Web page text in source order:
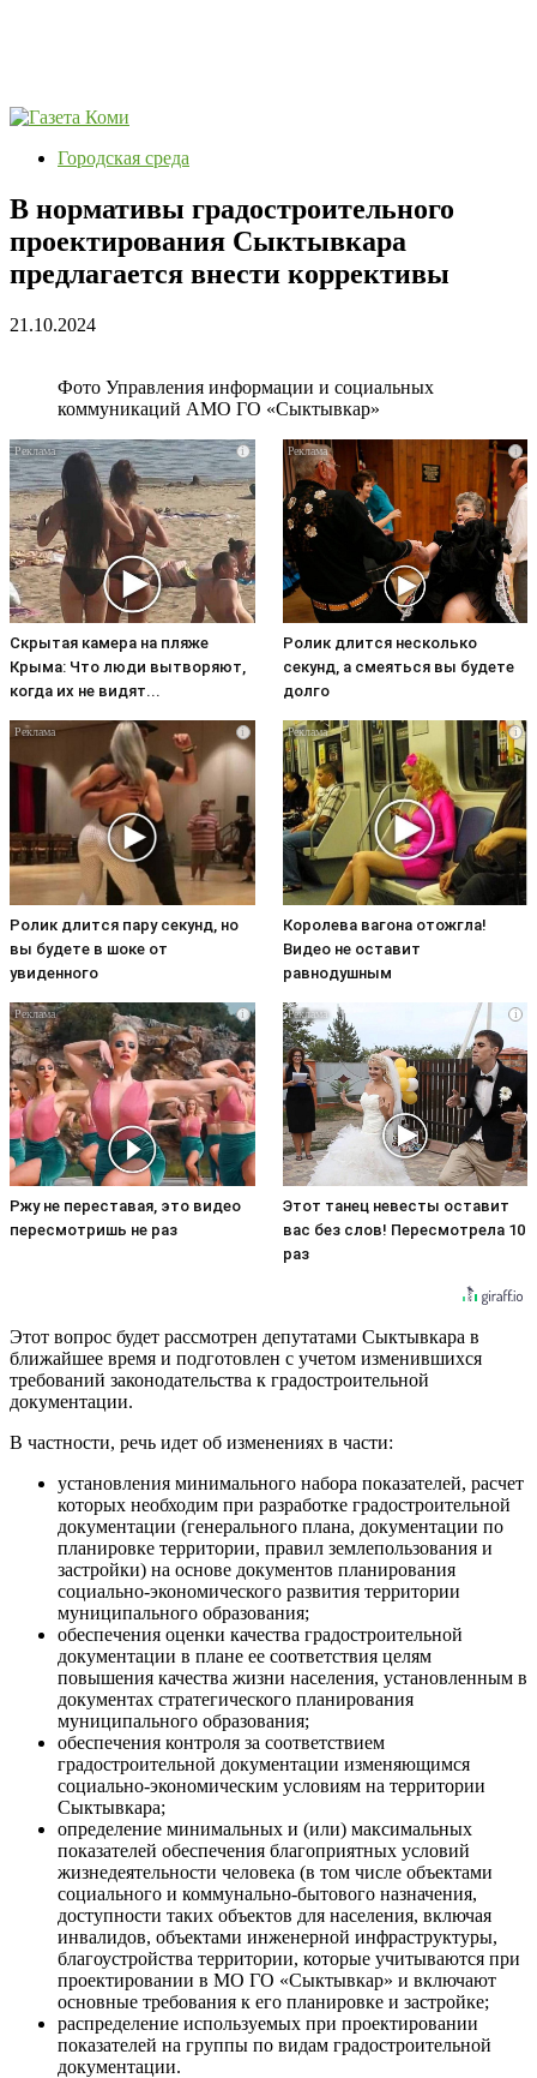
Городская среда
В нормативы градостроительного
проектирования Сыктывкара
предлагается внести коррективы
21.10.2024
Фото Управления информации и социальных
коммуникаций АМО ГО «Сыктывкар»
i
Скрытая камера на пляже
Крыма: Что люди вытворяют,
когда их не видят...
i
Ролик длится несколько
секунд, а смеяться вы будете
долго
i
Ролик длится пару секунд, но
вы будете в шоке от
увиденного
i
Королева вагона отожгла!
Видео не оставит
равнодушным
i
Ржу не переставая, это видео
пересмотришь не раз
i
Этот танец невесты оставит
вас без слов! Пересмотрела 10
раз
Этот вопрос будет рассмотрен депутатами Сыктывкара в
ближайшее время и подготовлен с учетом изменившихся
требований законодательства к градостроительной
документации.
В частности, речь идет об изменениях в части:
установления минимального набора показателей, расчет
которых необходим при разработке градостроительной
документации (генерального плана, документации по
планировке территории, правил землепользования и
застройки) на основе документов планирования
социально-экономического развития территории
муниципального образования;
обеспечения оценки качества градостроительной
документации в плане ее соответствия целям
повышения качества жизни населения, установленным в
документах стратегического планирования
муниципального образования;
обеспечения контроля за соответствием
градостроительной документации изменяющимся
социально-экономическим условиям на территории
Сыктывкара;
определение минимальных и (или) максимальных
показателей обеспечения благоприятных условий
жизнедеятельности человека (в том числе объектами
социального и коммунально-бытового назначения,
доступности таких объектов для населения, включая
инвалидов, объектами инженерной инфраструктуры,
благоустройства территории, которые учитываются при
проектировании в МО ГО «Сыктывкар» и включают
основные требования к его планировке и застройке;
распределение используемых при проектировании
показателей на группы по видам градостроительной
документации.